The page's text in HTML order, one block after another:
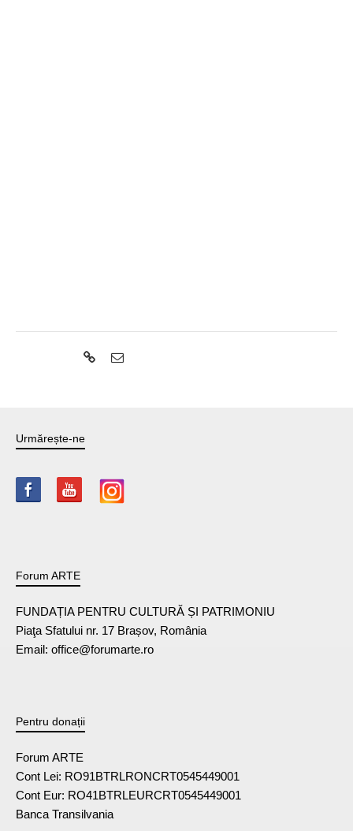
Urmărește-ne
Forum ARTE
FUNDAȚIA PENTRU CULTURĂ ȘI PATRIMONIU
Piaţa Sfatului nr. 17 Brașov, România
Email: office@forumarte.ro
Pentru donații
Forum ARTE
Cont Lei: RO91BTRLRONCRT0545449001
Cont Eur: RO41BTRLEURCRT0545449001
Banca Transilvania